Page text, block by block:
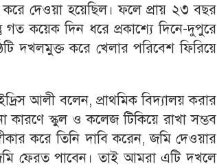
দেওয়া হয়েছিল। ফলে প্রায় ২৩ বছর
কয়েক দিন ধরে প্রকাশ্যে দিনে-দুপুরে
দখলমুক্ত করে খেলার পরিবেশ ফিরিয়ে
আলী বলেন, প্রাথমিক বিদ্যালয় করার
কারণে স্কুল ও কলেজ টিকিয়ে রাখা সম্ভব
করে তিনি দাবি করেন, জমি দেওয়ার
ফেরত পাবেন। তাই আমরা এটি দখলে